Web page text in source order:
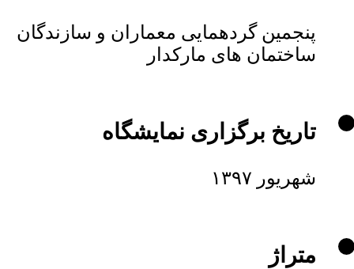
پنجمین گردهمایی معماران و سازندگان
ساختمان های مارکدار
تاریخ برگزاری نمایشگاه
شهریور ۱۳۹۷
متراژ